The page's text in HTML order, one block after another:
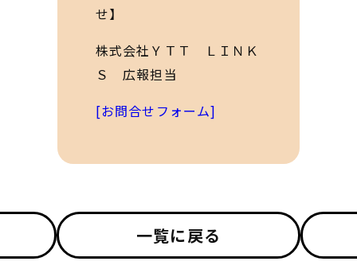
せ】
株式会社ＹＴＴ ＬＩＮＫ
Ｓ 広報担当
[お問合せフォーム]
一覧に戻る